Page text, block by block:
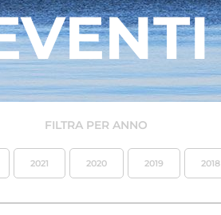
FILTRA PER ANNO
2021 2020 2019 2018